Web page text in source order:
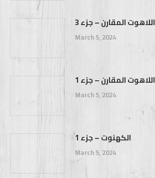
اللاهوت المقارن – جزء 3
March 5, 2024
اللاهوت المقارن – جزء 1
March 5, 2024
الكهنوت – جزء 1
March 5, 2024